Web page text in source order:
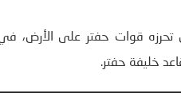
قوات حفتر على الأرض، في
خليفة حفتر.